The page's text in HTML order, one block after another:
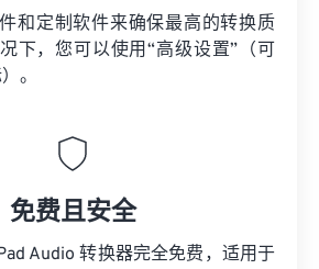
和定制软件来确保最高的转换质
下，您可以使用“高级设置”（可
。
免费且安全
Audio 转换器完全免费，适用于